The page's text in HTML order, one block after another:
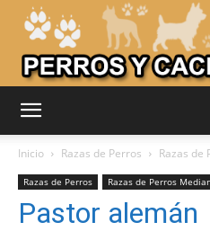
Inicio Razas de Perros Razas de
Razas de Perros Razas de Perros
Pastor alemán